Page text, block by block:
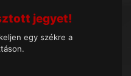
jegyet!
egy székre a